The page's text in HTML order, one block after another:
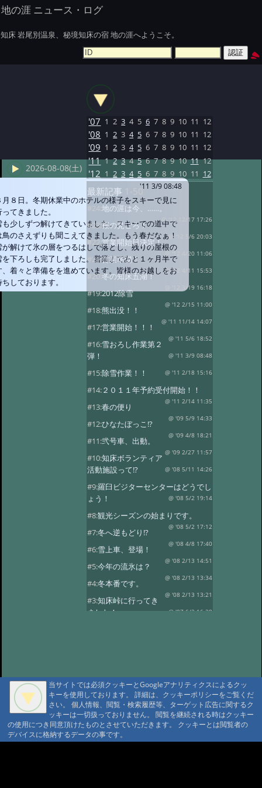
地の涯 ニュース・ログ
知床 岩尾別温泉、秘境知床の宿 地の涯へようこそ。
2026-08-08(土)
'11 3/9 08:48
月８日。冬期休業中のホテルの様子をスキーで見に
てきました。
も少しずつ解けてきていました。スキーでの道中で
鳥のさえずりも聞こえてきました。もう春だなぁ！
が解けて氷の層をつるはしで落とし、残りの屋根の
を下ろしも完了しました。営業まであと１ヶ月半で
、着々と準備をを進めています。皆様のお越しをお
ちしております。
'07 1 2 3 4 5 6 7 8 9 10 11 12
'08 1 2 3 4 5 6 7 8 9 10 11 12
'09 1 2 3 4 5 6 7 8 9 10 11 12
'11 1 2 3 4 5 6 7 8 9 10 11 12
'12 1 2 3 4 5 6 7 8 9 10 11 12
最新記事 1-50
#24:地の涯は今、……。
@ '12 12/17 17:26
#23:桜の見ごろ！
@ '12 5/6 20:03
#22:営業開始日決定！
@ '12 4/20 11:06
#21:営業準備！
@ '12 4/11 15:53
#20:冬の知床五湖！
@ '12 3/19 16:18
#19:2012除雪
@ '12 2/15 11:00
#18:熊出没！！
@ '11 11/14 14:07
#17:営業開始！！！
@ '11 5/6 18:52
#16:雪おろし作業第２
弾！
@ '11 3/9 08:48
#15:除雪作業！！ @ '11 2/18 15:16
#14:２０１１年予約受付開始！！
@ '11 2/14 11:35
#13:春の便り
@ '09 5/9 14:33
#12:ひなたぼっこ!?
@ '09 4/8 18:21
#11:弐号車、出動。
@ '09 2/27 11:57
#10:知床ボランティア
活動施設って!?
@ '08 5/11 14:26
#9:羅臼ビジターセンターはどうでし
ょう！
@ '08 5/2 19:14
#8:観光シーズンの始まりです。
@ '08 5/2 17:12
#7:冬へ逆もどり!?
@ '08 4/8 17:40
#6:雪上車、登場！
@ '08 2/13 14:51
#5:今年の流氷は？
@ '08 2/13 13:34
#4:冬本番です。
@ '08 2/13 13:21
#3:知床峠に行ってき
ました！
@ '07 6/2 16:28
当サイトでは必須クッキーとGoogleアナリティクスによるクッ
キーを使用しております。 詳細は、クッキーポリシーをご覧くだ
さい。 個人情報、閲覧・検索履歴等、ターゲット広告に関するク
ッキーは一切扱っておりません。 閲覧を継続される時はクッキー
の使用につき同意頂けたものとさせていただきます。 クッキーとは閲覧者の
デバイスに格納するデータの事です。